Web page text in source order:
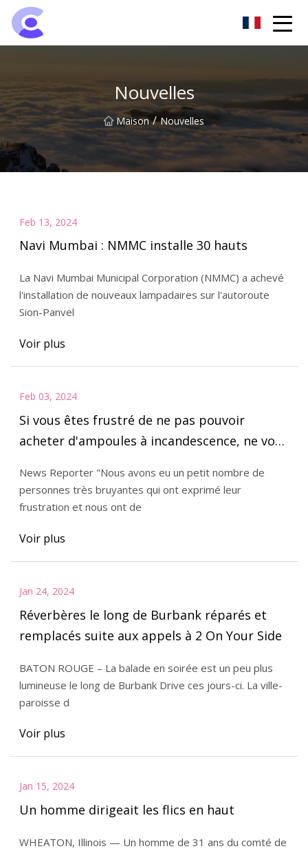
Nouvelles
Maison / Nouvelles
Feb 13, 2024
Navi Mumbai : NMMC installe 30 hauts
La Navi Mumbai Municipal Corporation (NMMC) a achevé
l'installation de nouveaux lampadaires sur l'autoroute
Sion-Panvel
Voir plus
Feb 03, 2024
Si vous êtes frustré de ne pas pouvoir
acheter d'ampoules à incandescence, ne vous
ils ont essayé de vous avertir
News Reporter "Nous avons eu un petit nombre de
personnes très bruyantes qui ont exprimé leur
frustration et nous ont de
Voir plus
Jan 24, 2024
Réverbères le long de Burbank réparés et
remplacés suite aux appels à 2 On Your Side
BATON ROUGE – La balade en soirée est un peu plus
lumineuse le long de Burbank Drive ces jours-ci. La ville-
paroisse d
Voir plus
Jan 15, 2024
Un homme dirigeait les flics en haut
WHEATON, Illinois — Un homme de 31 ans du comté de